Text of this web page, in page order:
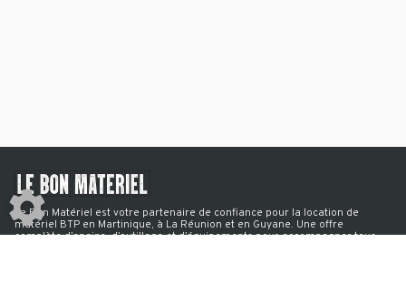
Mini pelle 2.7 T
Le Bon Matériel est votre partenaire de confiance pour la location de
matériel BTP en Martinique, à La Réunion et en Guyane. Une offre
complète d’engins, d’outillage et d’équipements pour accompagner tous